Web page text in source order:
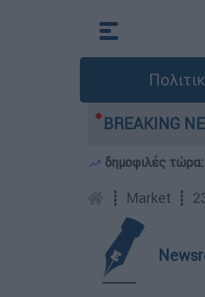
BREAKING
-
δημοφιλές τώρα:
┋ Market ┋